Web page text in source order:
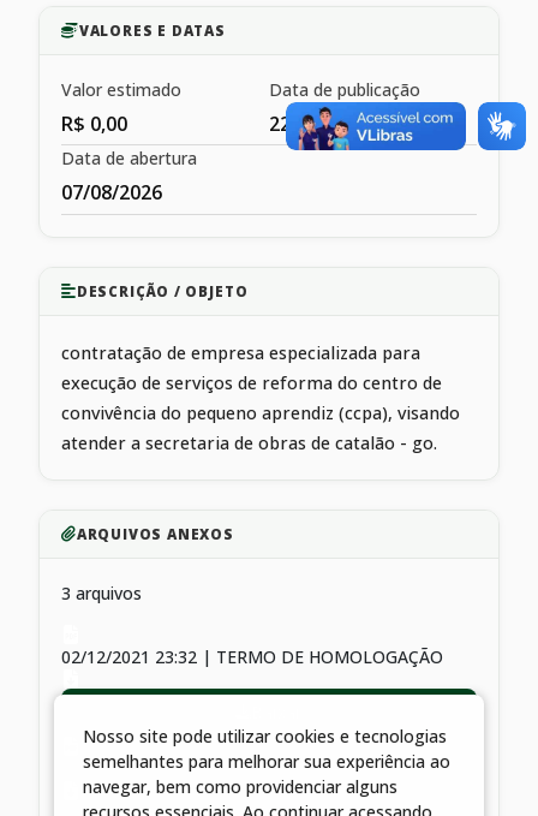
VALORES E DATAS
Valor estimado
R$ 0,00
Data de publicação
22/05/2017
Data de abertura
07/08/2026
DESCRIÇÃO / OBJETO
contratação de empresa especializada para
execução de serviços de reforma do centro de
convivência do pequeno aprendiz (ccpa), visando
atender a secretaria de obras de catalão - go.
ARQUIVOS ANEXOS
3 arquivos
02/12/2021 23:32 | TERMO DE HOMOLOGAÇÃO
02/12/2021 23:32 | contrato 171/2017
Nosso site pode utilizar cookies e tecnologias
semelhantes para melhorar sua experiência ao
navegar, bem como providenciar alguns